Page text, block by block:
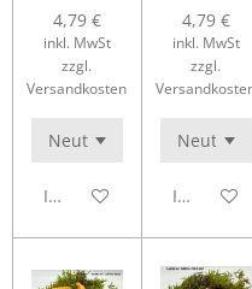
4,79 €
inkl. MwSt
zzgl.
Versandkosten
In den Warenkorb
4,79 €
inkl. MwSt
zzgl.
In den